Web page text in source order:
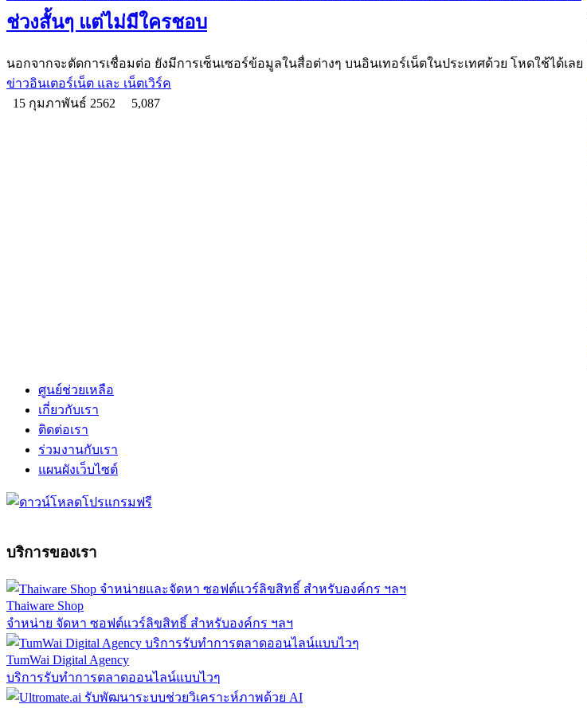
ช่วงสั้นๆ แต่ไม่มีใครชอบ
นอกจากจะตัดการเชื่อมต่อ ยังมีการเซ็นเซอร์ข้อมูลในสื่อต่างๆ บนอินเทอร์เน็ตในประเทศด้วย โหดใช้ได้เลย
ข่าวอินเตอร์เน็ต และ เน็ตเวิร์ค
15 กุมภาพันธ์ 2562
5,087
ศูนย์ช่วยเหลือ
เกี่ยวกับเรา
ติดต่อเรา
ร่วมงานกับเรา
แผนผังเว็บไซต์
บริการของเรา
Thaiware Shop
จำหน่าย จัดหา ซอฟต์แวร์ลิขสิทธิ์ สำหรับองค์กร ฯลฯ
TumWai Digital Agency
บริการรับทำการตลาดออนไลน์แบบไวๆ